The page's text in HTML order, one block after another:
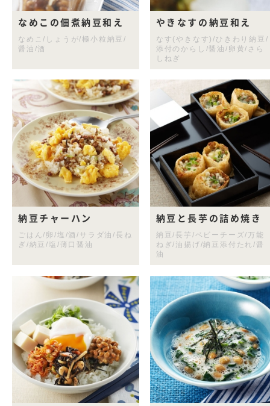
なめこの佃煮納豆和え
なめこ/しょうが/極小粒納豆/
醤油/酒
やきなすの納豆和え
なす(やきなす)/ひきわり納豆/
添付のからし/醤油/卵黄/さら
しねぎ
納豆チャーハン
ごはん/卵/塩/酒/サラダ油/長ね
ぎ/納豆/塩/薄口醤油
納豆と長芋の詰め焼き
納豆/長芋/ベビーチーズ/万能
ねぎ/油揚げ/納豆添付たれ/醤
油